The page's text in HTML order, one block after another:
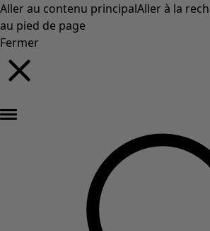
Aller au contenu principalAller à la
au pied de page
Fermer